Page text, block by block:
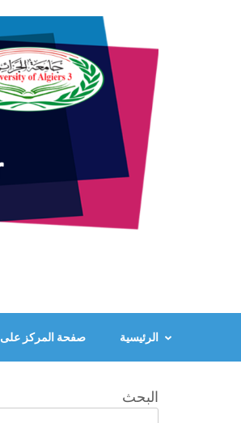
الرئيسية صفحة المركز على FACEBOOK
البحث